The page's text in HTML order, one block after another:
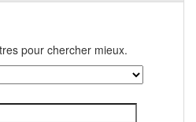
pour chercher mieux.